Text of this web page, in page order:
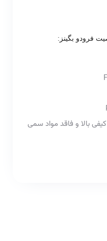
بالا و فاقد مواد سمی